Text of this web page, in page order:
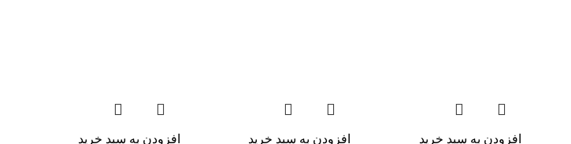
افزودن به سبد خرید افزودن به سبد خرید افزودن به سبد خرید